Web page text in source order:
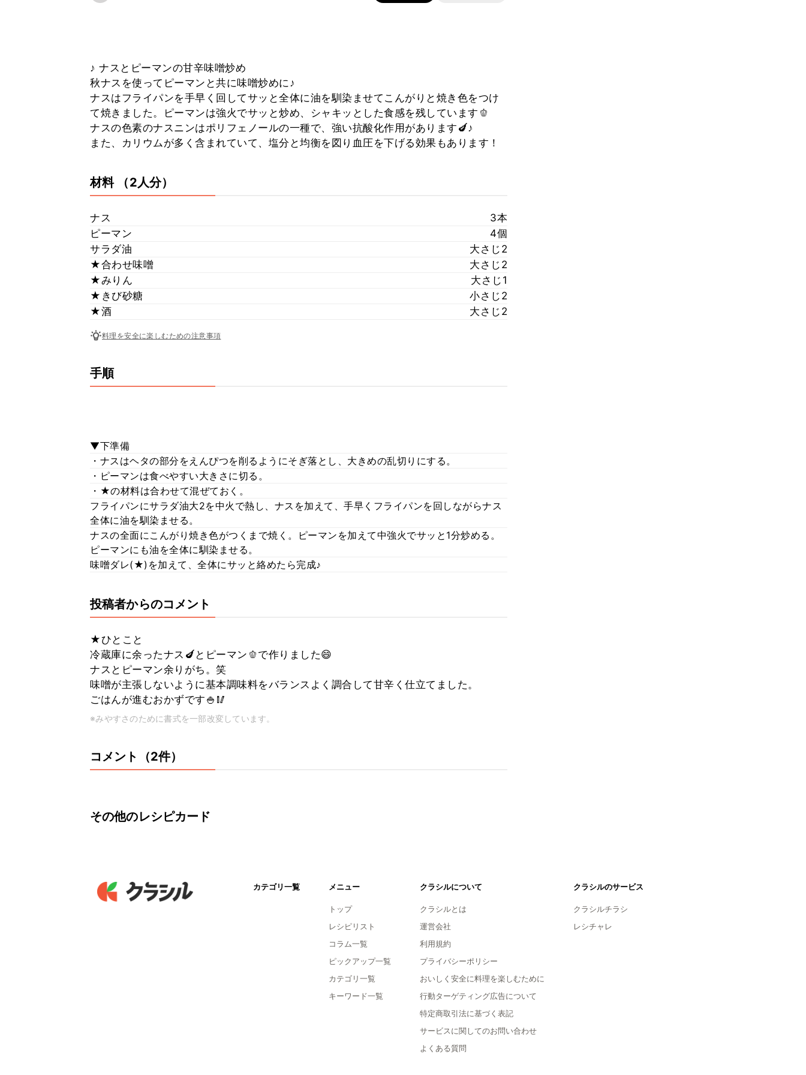
♪ ナスとピーマンの甘辛味噌炒め
秋ナスを使ってピーマンと共に味噌炒めに♪
ナスはフライパンを手早く回してサッと全体に油を馴染ませてこんがりと焼き色をつけ
て焼きました。ピーマンは強火でサッと炒め、シャキッとした食感を残しています🫑
ナスの色素のナスニンはポリフェノールの一種で、強い抗酸化作用があります🍆♪
また、カリウムが多く含まれていて、塩分と均衡を図り血圧を下げる効果もあります！
材料 （2人分）
ナス
3本
ピーマン
4個
サラダ油
大さじ2
★合わせ味噌
大さじ2
★みりん
大さじ1
★きび砂糖
小さじ2
★酒
大さじ2
料理を安全に楽しむための注意事項
手順
▼下準備
・ナスはヘタの部分をえんぴつを削るようにそぎ落とし、大きめの乱切りにする。
・ピーマンは食べやすい大きさに切る。
・★の材料は合わせて混ぜておく。
フライパンにサラダ油大2を中火で熱し、ナスを加えて、手早くフライパンを回しながらナス
全体に油を馴染ませる。
ナスの全面にこんがり焼き色がつくまで焼く。ピーマンを加えて中強火でサッと1分炒める。
ピーマンにも油を全体に馴染ませる。
味噌ダレ(★)を加えて、全体にサッと絡めたら完成♪
投稿者からのコメント
★ひとこと
冷蔵庫に余ったナス🍆とピーマン🫑で作りました😄
ナスとピーマン余りがち。笑
味噌が主張しないように基本調味料をバランスよく調合して甘辛く仕立てました。
ごはんが進むおかずです🍚🥢
※みやすさのために書式を一部改変しています。
コメント（2件）
その他のレシピカード
カテゴリ一覧 メニュー
トップ
レシピリスト
コラム一覧
ピックアップ一覧
カテゴリ一覧
キーワード一覧
クラシルについて
クラシルとは
運営会社
利用規約
プライバシーポリシー
おいしく安全に料理を楽しむために
行動ターゲティング広告について
特定商取引法に基づく表記
サービスに関してのお問い合わせ
よくある質問
クラシルのサービス
クラシルチラシ
レシチャレ